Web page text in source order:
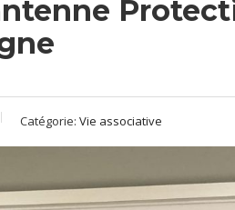
Catégorie: Vie associative